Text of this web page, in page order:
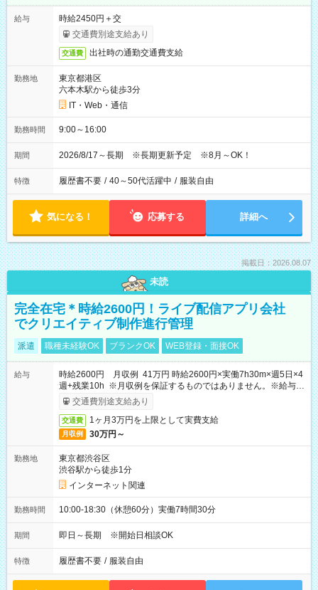
給与
時給2450円＋交
交通費別途支給あり
交通費 出社時の通勤交通費支給
勤務地
東京都港区
六本木駅から徒歩3分
IT・Web・通信
勤務時間 9:00～16:00
期間 2026/8/17～長期 ※長期更新予定 ※8月～OK！
特徴 履歴書不要 / 40～50代活躍中 / 服装自由
気になる！ 応募する 詳細へ
掲載日：2026.08.07
未読
完全在宅＊時給2600円！ライブ配信アプリ会社
でクリエイティブ制作進行管理
派遣 職種未経験OK ブランクOK WEB登録・面接OK
給与
時給2600円 月収例 41万円 時給2600円×実働7h30m×週5日×4
週+残業10h ※月収例を保証するものではありません。※給与即
受取りサービス利用可（利用条件有）
交通費別途支給あり
交通費 1ヶ月3万円を上限として実費支給
月収例 30万円～
勤務地
東京都渋谷区
渋谷駅から徒歩1分
インターネット関連
勤務時間 10:00-18:30（休憩60分）実働7時間30分
期間 即日～長期 ※開始日相談OK
特徴 履歴書不要 / 服装自由